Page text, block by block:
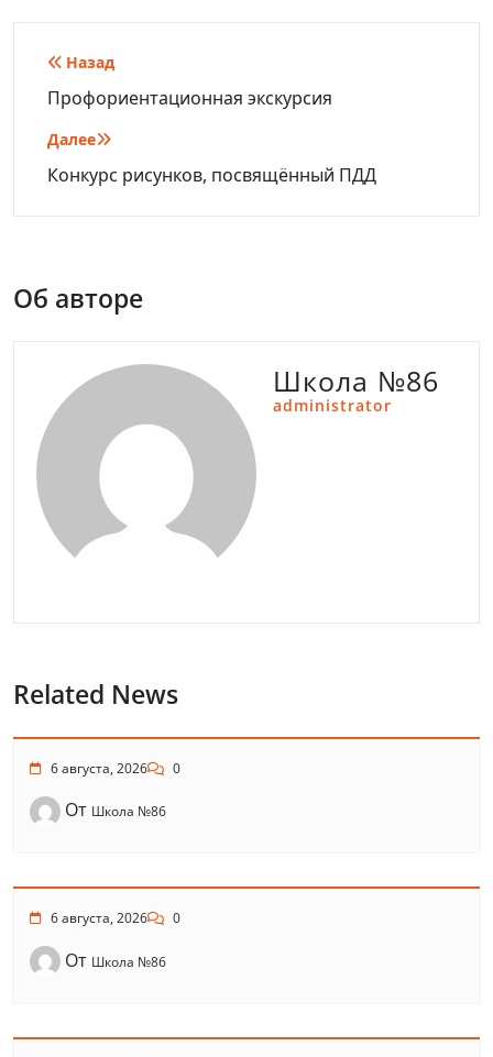
Навигация
по
записям
Назад
Профориентационная экскурсия
Далее
Конкурс рисунков, посвящённый ПДД
Об авторе
Школа №86
administrator
Related News
6 августа, 2026 0
От Школа №86
6 августа, 2026 0
От Школа №86